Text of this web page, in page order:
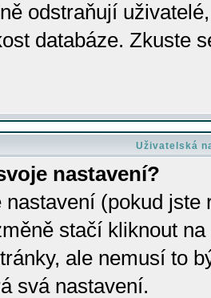
odstraňují
databáze. Zkuste
Uživatelská
nastavení?
nastavení (pokud
stačí kliknout
ale nemusí to
svá nastavení.